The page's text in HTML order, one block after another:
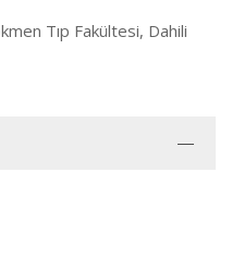
Tıp Fakültesi, Dahili